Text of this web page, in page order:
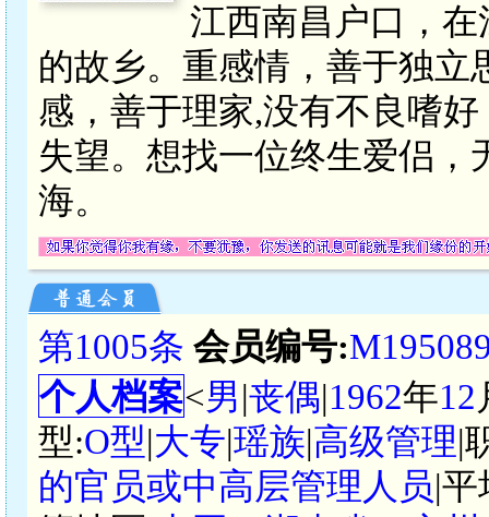
江西南昌户口，
的故乡。重感情，善于独
感，善于理家,没有不良嗜
失望。想找一位终生爱侣
海。
第1005条 会员编号:
个人档案<男|丧偶|1962年12
型:O型|大专|瑶族|高级管理|
的官员或中高层管理人员|平